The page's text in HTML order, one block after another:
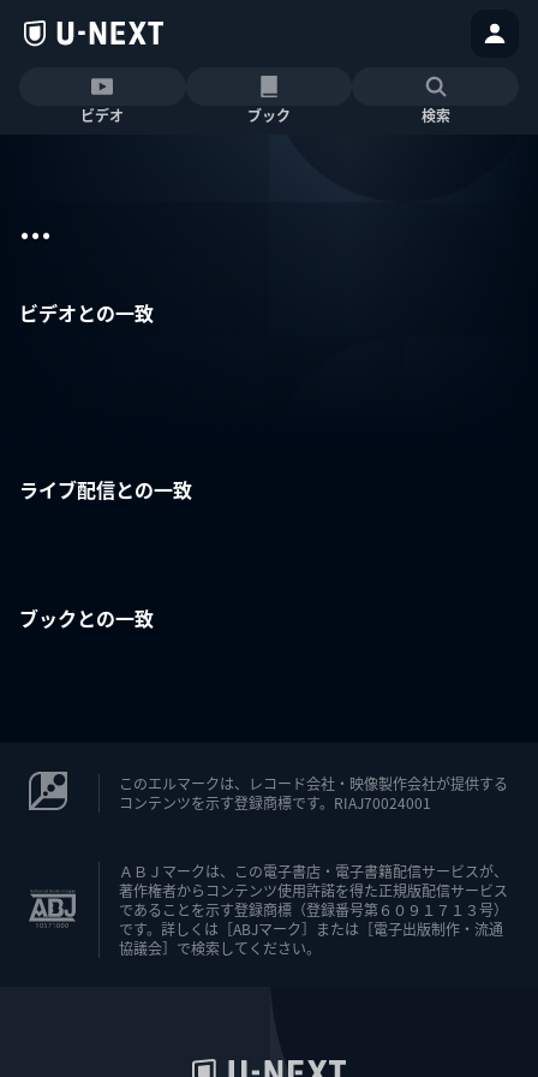
ビデオ ブック 検索
...
ビデオとの一致
ライブ配信との一致
ブックとの一致
このエルマークは、レコード会社・映像製作会社が提供する
コンテンツを示す登録商標です。RIAJ70024001
ＡＢＪマークは、この電子書店・電子書籍配信サービスが、
著作権者からコンテンツ使用許諾を得た正規版配信サービス
であることを示す登録商標（登録番号第６０９１７１３号）
です。詳しくは［ABJマーク］または［電子出版制作・流通
協議会］で検索してください。